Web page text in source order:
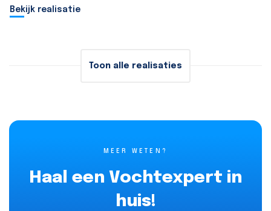
Bekijk realisatie
Toon alle realisaties
MEER WETEN?
Haal een Vochtexpert in
huis!